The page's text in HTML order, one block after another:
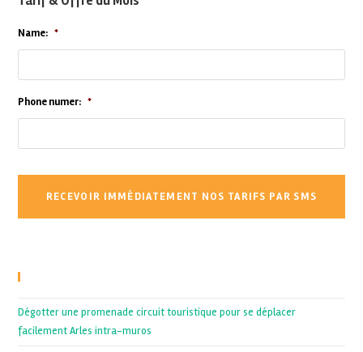
Name: *
Phone numer: *
Dégotter une promenade circuit touristique pour se déplacer
facilement Arles intra-muros